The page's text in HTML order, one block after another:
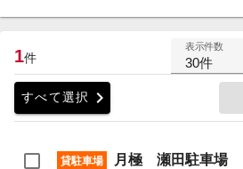
1件
表示件数
30件
すべて選択 chevron_right
貸駐車場 月極 瀬田駐車場